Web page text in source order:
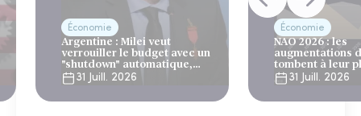
Économie
Argentine : Milei veut
verrouiller le budget avec un
"shutdown" automatique,
sous le regard bienveillant
du FMI
31 Juill. 2026
Économie
NAO 2026 : les
augmentations
tombent à leur
niveau depuis 4
31 Juill. 2026